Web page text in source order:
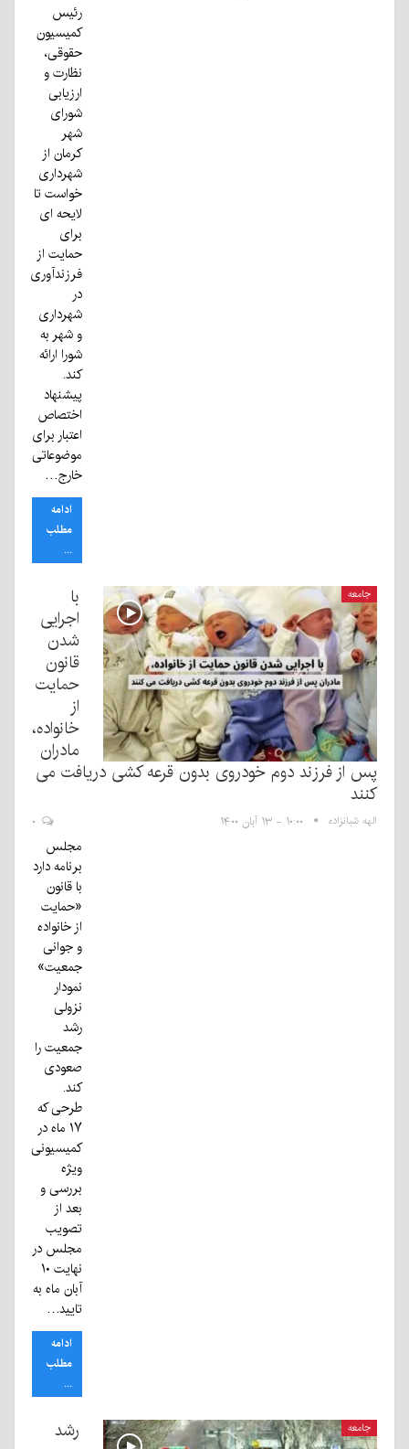
رئیس
کمیسیون
حقوقی،
نظارت و
ارزیابی
شورای
شهر
کرمان از
شهرداری
خواست تا
لایحه ای
برای
حمایت از
فرزندآوری
در
شهرداری
و شهر به
شورا ارائه
کند.
پیشنهاد
اختصاص
اعتبار برای
موضوعاتی
خارج…
ادامه
مطلب
...
جامعه
با
اجرایی
شدن
قانون
حمایت
از
خانواده،
مادران
پس از فرزند دوم خودروی بدون قرعه کشی دریافت می
کنند
الهه شبانزاده ۱۰:۰۰ - ۱۳ آبان ۱۴۰۰
مجلس
برنامه دارد
با قانون
«حمایت
از خانواده
و جوانی
جمعیت»
نمودار
نزولی
رشد
جمعیت را
صعودی
کند.
طرحی که
۱۷ ماه در
کمیسیونی
ویژه
بررسی و
بعد از
تصویب
مجلس در
نهایت ۱۰
آبان ماه به
تایید…
ادامه
مطلب
...
جامعه رشد